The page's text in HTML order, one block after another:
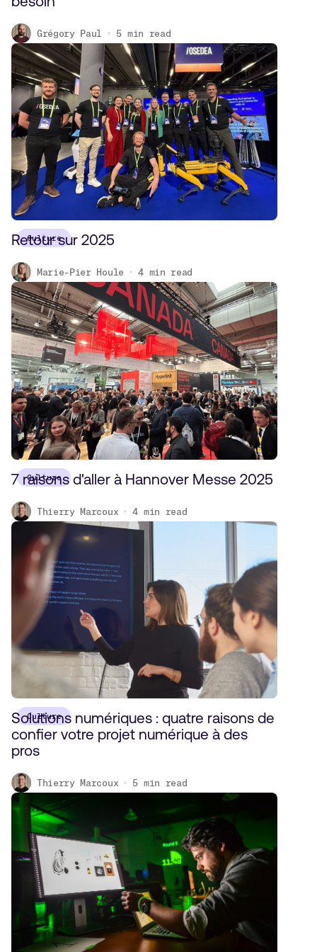
Grégory Paul 5 min read
Culture
Retour sur 2025
Marie-Pier Houle 4 min read
Culture
7 raisons d'aller à Hannover Messe 2025
Thierry Marcoux 4 min read
Culture
Solutions numériques : quatre raisons de
confier votre projet numérique à des
pros
Thierry Marcoux 5 min read